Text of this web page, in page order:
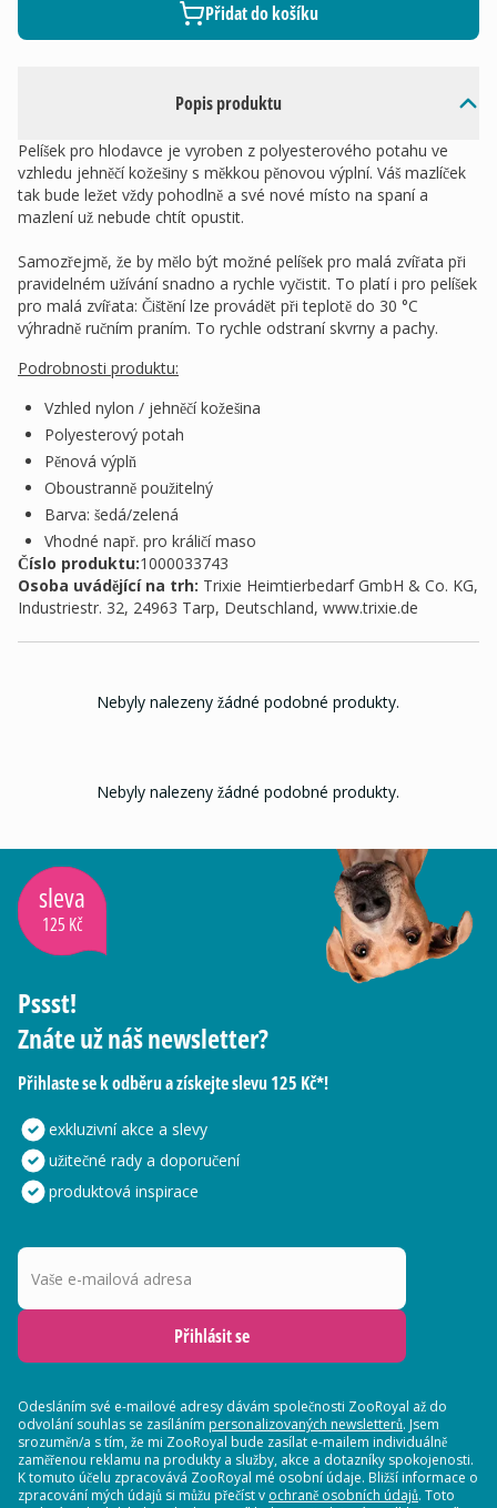
Popis produktu
Pelíšek pro hlodavce je vyroben z polyesterového potahu ve
vzhledu jehněčí kožešiny s měkkou pěnovou výplní. Váš mazlíček
tak bude ležet vždy pohodlně a své nové místo na spaní a
mazlení už nebude chtít opustit.
Samozřejmě, že by mělo být možné pelíšek pro malá zvířata při
pravidelném užívání snadno a rychle vyčistit. To platí i pro pelíšek
pro malá zvířata: Čištění lze provádět při teplotě do 30 °C
výhradně ručním praním. To rychle odstraní skvrny a pachy.
Podrobnosti produktu:
Vzhled nylon / jehněčí kožešina
Polyesterový potah
Pěnová výplň
Oboustranně použitelný
Barva: šedá/zelená
Vhodné např. pro králičí maso
Číslo produktu:1000033743
Osoba uvádějící na trh: Trixie Heimtierbedarf GmbH & Co. KG,
Industriestr. 32, 24963 Tarp, Deutschland, www.trixie.de
Přidat do košíku
Nebyly nalezeny žádné podobné produkty.
Nebyly nalezeny žádné podobné produkty.
sleva
125 Kč
Pssst!
Znáte už náš newsletter?
Přihlaste se k odběru a získejte slevu 125 Kč*!
exkluzivní akce a slevy
užitečné rady a doporučení
produktová inspirace
Vaše e-mailová adresa
Přihlásit se
Odesláním své e-mailové adresy dávám společnosti ZooRoyal až do
odvolání souhlas se zasíláním personalizovaných newsletterů. Jsem
srozuměn/a s tím, že mi ZooRoyal bude zasílat e-mailem individuálně
zaměřenou reklamu na produkty a služby, akce a dotazníky spokojenosti.
K tomuto účelu zpracovává ZooRoyal mé osobní údaje. Bližší informace o
zpracování mých údajů si můžu přečíst v ochraně osobních údajů. Toto